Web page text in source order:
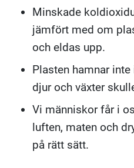
Minskade
jämfört med om
och eldas upp.
Plasten hamnar
djur och växter
Vi människor får i
luften, maten och
på rätt sätt.